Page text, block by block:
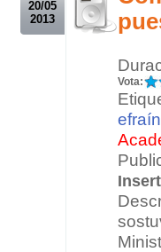
20/05
2013
Vota: